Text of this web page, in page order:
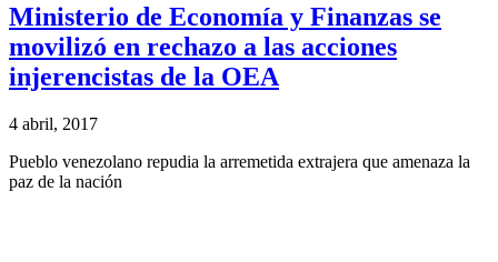
Ministerio de Economía y Finanzas se
movilizó en rechazo a las acciones
injerencistas de la OEA
4 abril, 2017
Pueblo venezolano repudia la arremetida extrajera que amenaza la
paz de la nación